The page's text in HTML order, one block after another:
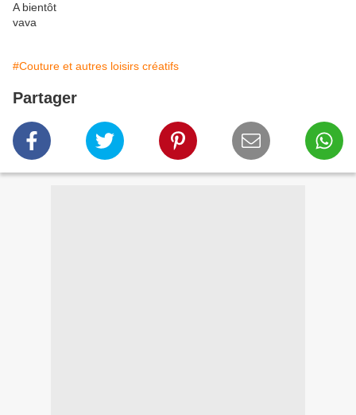
A bientôt
vava
#Couture et autres loisirs créatifs
Partager